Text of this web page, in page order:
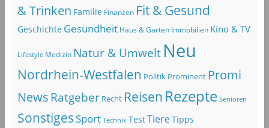
& Trinken Familie Finanzen Fit & Gesund
Geschichte Gesundheit Haus & Garten Immobilien Kino & TV
Lifestyle Medizin Natur & Umwelt Neu
Nordrhein-Westfalen Politik Prominent Promi
NewsRatgeber Recht Reisen Rezepte Senioren
SonstigesSport Technik TestTiereTipps